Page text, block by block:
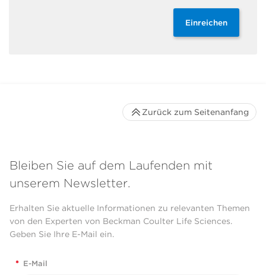
Einreichen
Bleiben Sie auf dem Laufenden mit
unserem Newsletter.
Erhalten Sie aktuelle Informationen zu relevanten Themen
von den Experten von Beckman Coulter Life Sciences.
Geben Sie Ihre E-Mail ein.
* E-Mail
Zurück zum Seitenanfang